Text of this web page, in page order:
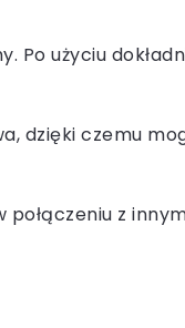
użyciu
dzięki czemu
z